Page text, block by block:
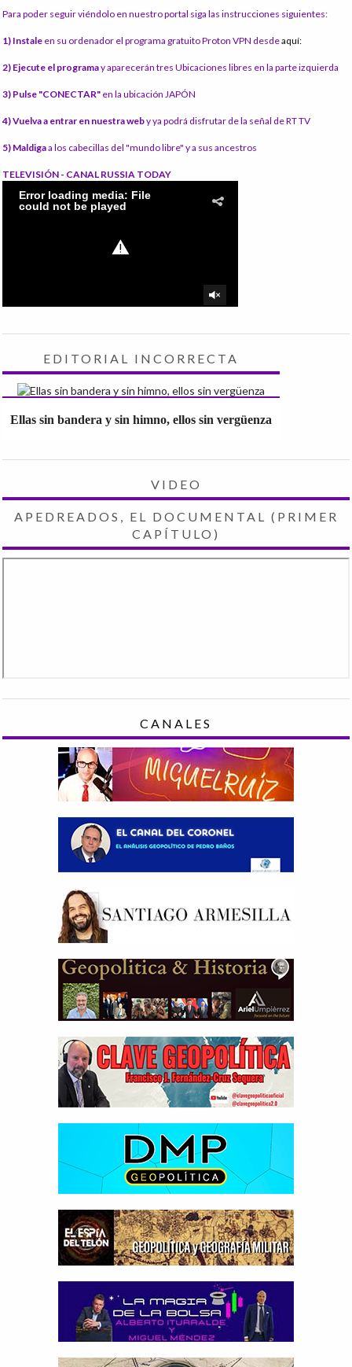
Para poder seguir viéndolo en nuestro portal siga las instrucciones siguientes:
1) Instale en su ordenador el programa gratuito Proton VPN desdeaquí:
2) Ejecute el programay aparecerán tres Ubicaciones libres en la parte izquierda
3) Pulse "CONECTAR" en la ubicación JAPÓN
4) Vuelva a entrar en nuestra weby ya podrá disfrutar de la señal de RT TV
5) Maldigaa los cabecillas del "mundo libre" y a sus ancestros
TELEVISIÓN - CANAL RUSSIA TODAY
EDITORIAL INCORRECTA
Ellas sin bandera y sin himno, ellos sin vergüenza
VIDEO
APEDREADOS, EL DOCUMENTAL (PRIMER
CAPÍTULO)
CANALES